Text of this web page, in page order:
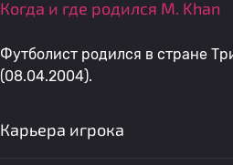
Когда и где родился M. Khan
Футболист родился в стране
(08.04.2004).
Карьера игрока